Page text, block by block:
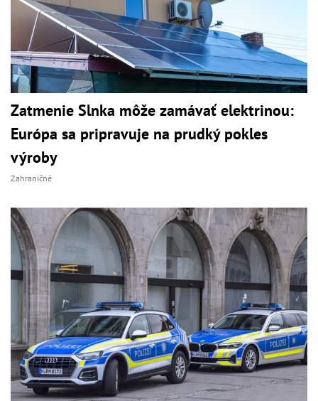
Zatmenie Slnka môže zamávať elektrinou:
Európa sa pripravuje na prudký pokles
výroby
Zahraničné